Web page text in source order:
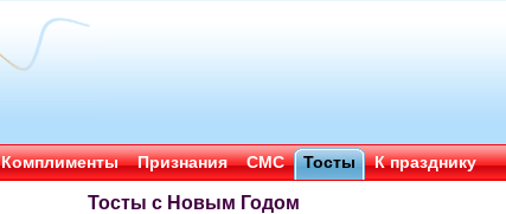
Комплименты Признания СМС Тосты К празднику
Тосты с Новым Годом